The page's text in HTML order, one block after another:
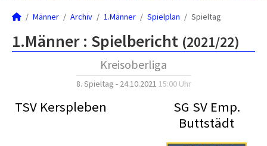
Männer Archiv 1.Männer Spielplan Spieltag
1.Männer : Spielbericht (2021/22)
Kreisoberliga
8. Spieltag - 24.10.2021 15:00 Uhr
TSV Kerspleben
SG SV Emp.
Buttstädt